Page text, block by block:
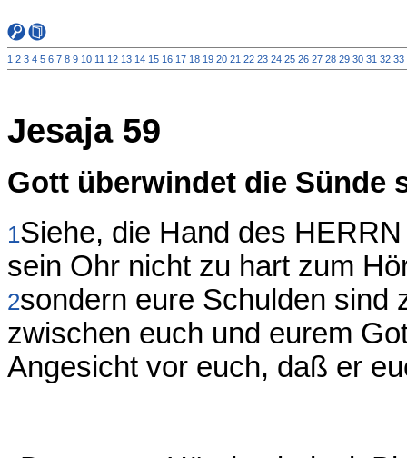
1 2 3 4 5 6 7 8 9 10 11 12 13 14 15 16 17 18 19 20 21 22 23 24 25 26 27 28 29 30 31 32 33
Jesaja 59
Gott überwindet die Sünde
1Siehe, die Hand des
sein Ohr nicht zu hart zum
2sondern eure Schulden sind
zwischen euch und eurem
Angesicht vor euch, daß er